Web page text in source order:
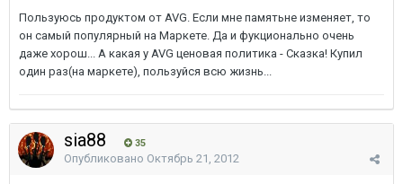
Пользуюсь продуктом от AVG. Если мне памятьне изменяет, то
он самый популярный на Маркете. Да и фукционально очень
даже хорош... А какая у AVG ценовая политика - Сказка! Купил
один раз(на маркете), пользуйся всю жизнь...
sia88 35
Опубликовано Октябрь 21, 2012